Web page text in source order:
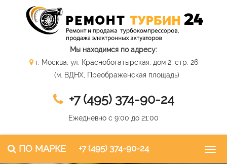
Мы находимся по адресу:
г. Москва, ул. Краснобогатырская, дом 2, стр. 26
(м. ВДНХ, Преображенская площадь)
+7 (495) 374-90-24
Ежедневно с 9:00 до 21:00
ПО МАРКЕ +7 (495) 374-90-24